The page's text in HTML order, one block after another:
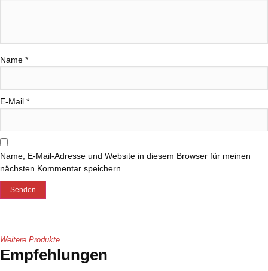
Name *
E-Mail *
Name, E-Mail-Adresse und Website in diesem Browser für meinen
nächsten Kommentar speichern.
Weitere Produkte
Empfehlungen